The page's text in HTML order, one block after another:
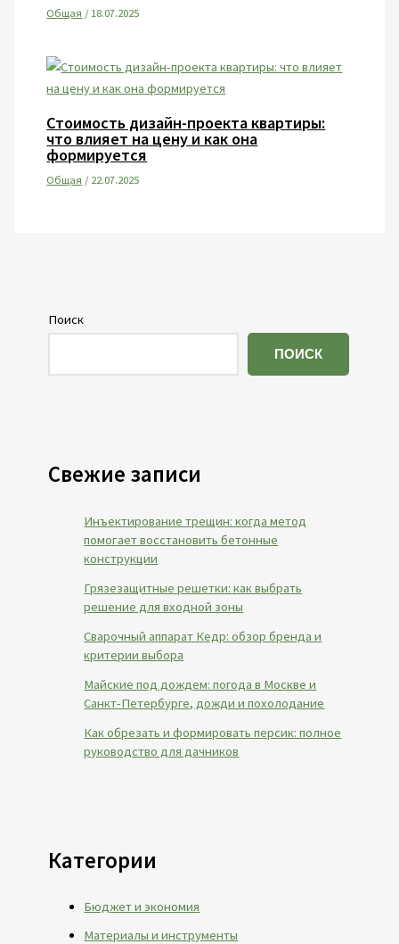
Общая /18.07.2025
Стоимость дизайн-проекта квартиры:
что влияет на цену и как она
формируется
Общая /22.07.2025
Поиск
ПОИСК
Свежие записи
Инъектирование трещин: когда метод
помогает восстановить бетонные
конструкции
Грязезащитные решетки: как выбрать
решение для входной зоны
Сварочный аппарат Кедр: обзор бренда и
критерии выбора
Майские под дождем: погода в Москве и
Санкт-Петербурге, дожди и похолодание
Как обрезать и формировать персик: полное
руководство для дачников
Категории
Бюджет и экономия
Материалы и инструменты